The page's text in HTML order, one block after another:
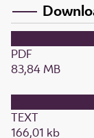
PDF
83,84 MB
TEXT
166,01 kb